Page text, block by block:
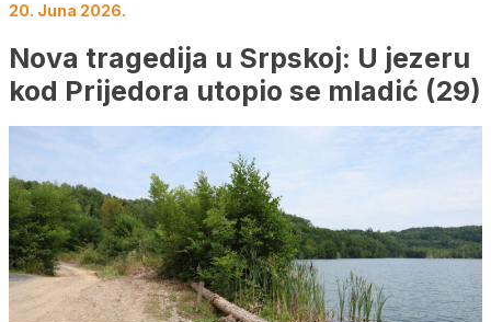
20. Juna 2026.
Nova tragedija u Srpskoj: U jezeru
kod Prijedora utopio se mladić (29)